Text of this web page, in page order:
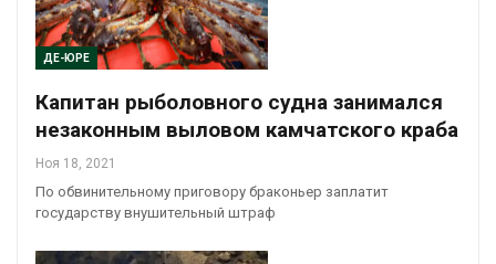
ДЕ-ЮРЕ
Капитан рыболовного судна занимался
незаконным выловом камчатского краба
Ноя 18, 2021
По обвинительному приговору браконьер заплатит
государству внушительный штраф